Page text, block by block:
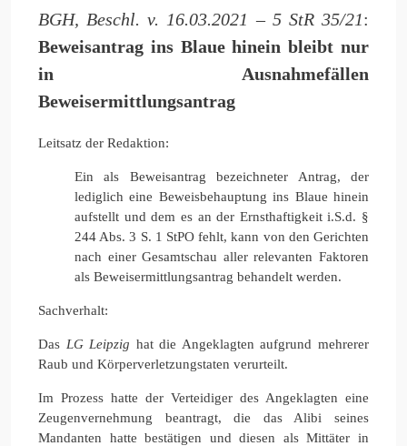
BGH, Beschl. v. 16.03.2021 – 5 StR 35/21:
Beweisantrag ins Blaue hinein bleibt nur
in Ausnahmefällen
Beweisermittlungsantrag
Leitsatz der Redaktion:
Ein als Beweisantrag bezeichneter Antrag, der
lediglich eine Beweisbehauptung ins Blaue hinein
aufstellt und dem es an der Ernsthaftigkeit i.S.d. §
244 Abs. 3 S. 1 StPO fehlt, kann von den Gerichten
nach einer Gesamtschau aller relevanten Faktoren
als Beweisermittlungsantrag behandelt werden.
Sachverhalt:
Das LG Leipzig hat die Angeklagten aufgrund mehrerer
Raub und Körperverletzungstaten verurteilt.
Im Prozess hatte der Verteidiger des Angeklagten eine
Zeugenvernehmung beantragt, die das Alibi seines
Mandanten hatte bestätigen und diesen als Mittäter in